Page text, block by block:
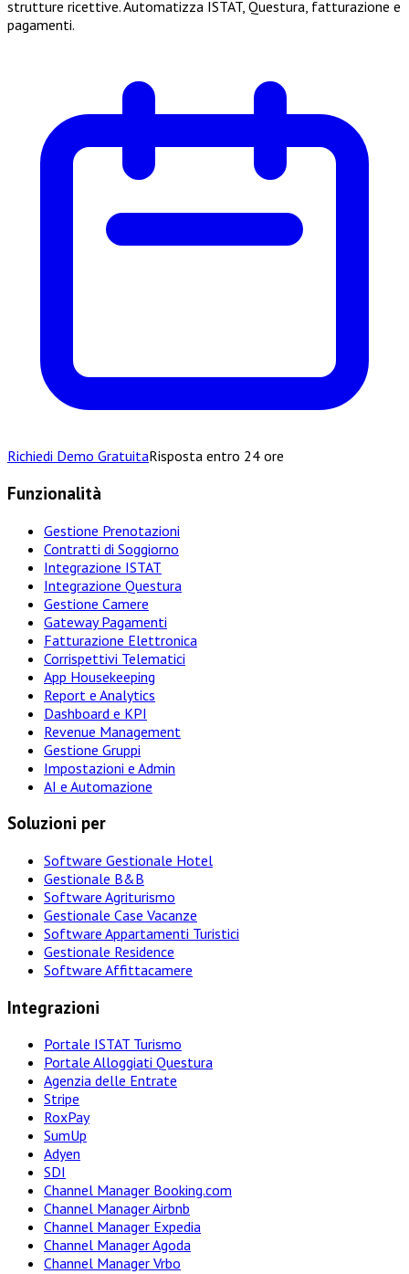
strutture ricettive. Automatizza ISTAT, Questura, fatturazione e
pagamenti.
Richiedi Demo GratuitaRisposta entro 24 ore
Funzionalità
Gestione Prenotazioni
Contratti di Soggiorno
Integrazione ISTAT
Integrazione Questura
Gestione Camere
Gateway Pagamenti
Fatturazione Elettronica
Corrispettivi Telematici
App Housekeeping
Report e Analytics
Dashboard e KPI
Revenue Management
Gestione Gruppi
Impostazioni e Admin
AI e Automazione
Soluzioni per
Software Gestionale Hotel
Gestionale B&B
Software Agriturismo
Gestionale Case Vacanze
Software Appartamenti Turistici
Gestionale Residence
Software Affittacamere
Integrazioni
Portale ISTAT Turismo
Portale Alloggiati Questura
Agenzia delle Entrate
Stripe
RoxPay
SumUp
Adyen
SDI
Channel Manager Booking.com
Channel Manager Airbnb
Channel Manager Expedia
Channel Manager Agoda
Channel Manager Vrbo